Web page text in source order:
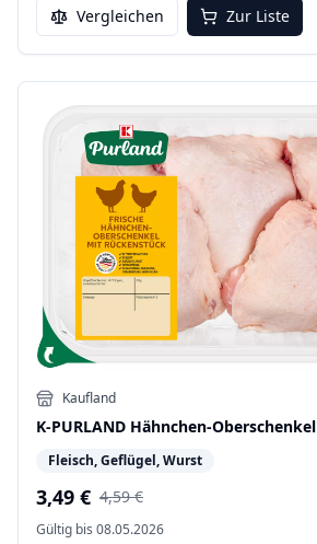
Vergleichen Zur Liste
Kaufland
K-PURLAND Hähnchen-Oberschenkel
Fleisch, Geflügel, Wurst
3,49 € 4,59 €
Gültig bis 08.05.2026